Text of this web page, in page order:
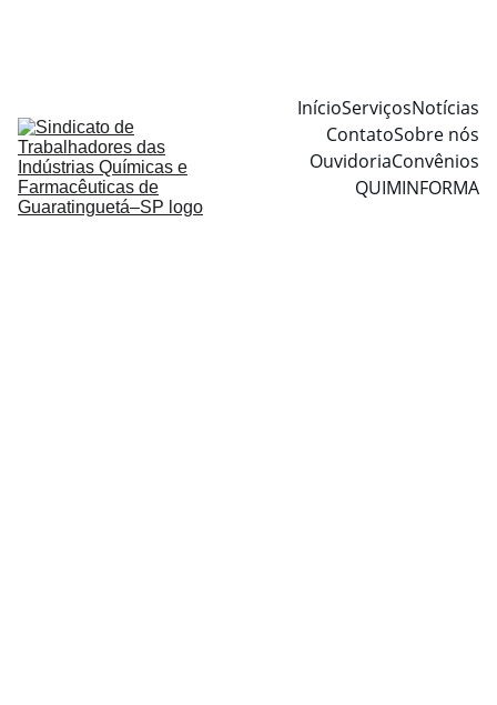
InícioServiçosNotícias
ContatoSobre nós
OuvidoriaConvênios
QUIMINFORMA